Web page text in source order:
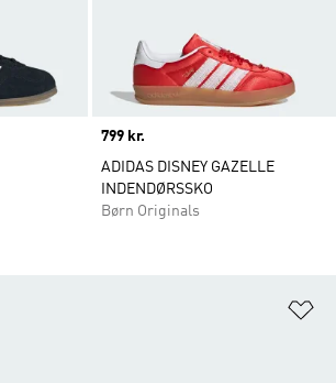
Price
799 kr.
ADIDAS DISNEY GAZELLE
INDENDØRSSKO
Børn Originals